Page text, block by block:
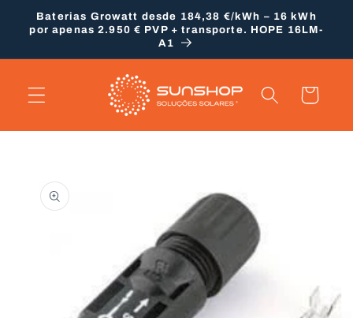
para o
conteúdo
Baterias Growatt desde 184,38 €/kWh – 16 kWh
por apenas 2.950 € PVP + transporte. HOPE 16LM-
A1
Carrinho
informação
do produto